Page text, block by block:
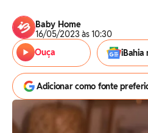
Baby Home
16/05/2023 às 10:30
Ouça
iBahia
Adicionar como fonte